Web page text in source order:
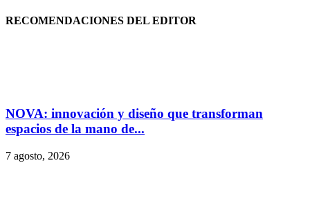
RECOMENDACIONES DEL EDITOR
NOVA: innovación y diseño que transforman
espacios de la mano de...
7 agosto, 2026